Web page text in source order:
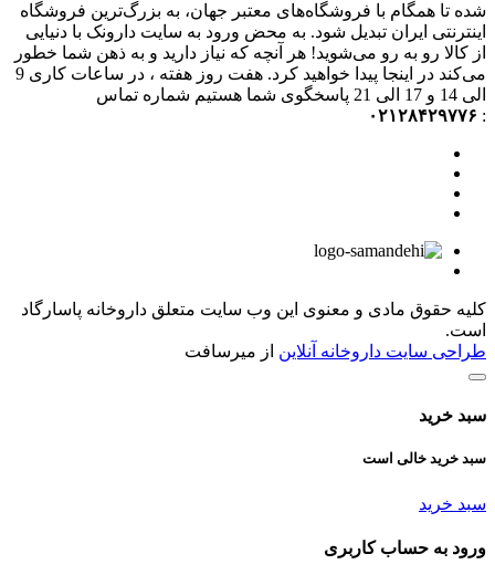
شده تا همگام با فروشگاه‌های معتبر جهان، به بزرگ‌ترین فروشگاه
اینترنتی ایران تبدیل شود. به محض ورود به سایت دارونک با دنیایی
از کالا رو به رو می‌شوید! هر آنچه که نیاز دارید و به ذهن شما خطور
می‌کند در اینجا پیدا خواهید کرد. هفت روز هفته ، در ساعات کاری 9
الی 14 و 17 الی 21 پاسخگوی شما هستیم شماره تماس
: ۰۲۱۲۸۴۲۹۷۷۶
کلیه حقوق مادی و معنوی این وب سایت متعلق داروخانه پاسارگاد
است.
طراحی سایت داروخانه آنلاین از میرسافت
سبد خرید
سبد خرید خالی است
سبد خرید
ورود به حساب کاربری